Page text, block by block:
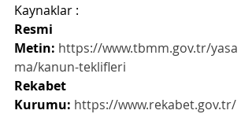
Kaynaklar :
Resmi
Metin: https://www.tbmm.gov.tr/yasa
ma/kanun-teklifleri
Rekabet
Kurumu: https://www.rekabet.gov.tr/